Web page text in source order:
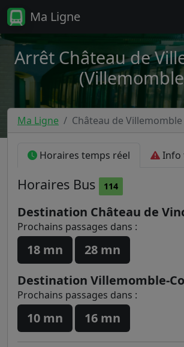
Ma Ligne
Arrêt Château de
Ma Ligne Château de Villemomble
Horaires temps réel Info
Horaires Bus 114
Destination Château de
Prochains passages dans :
18 mn
28 mn
Destination Villemomble-
Prochains passages dans :
10 mn 16 mn